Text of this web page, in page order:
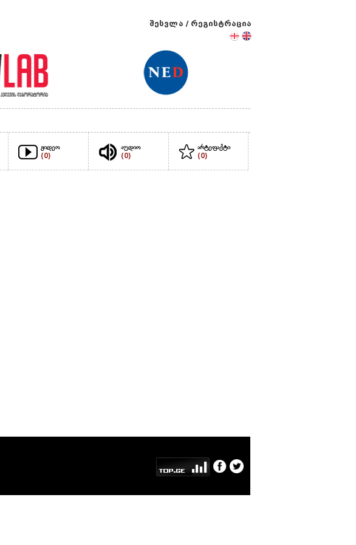
შესვლა / რეგისტრაცია
ვიდეო
(0)
აუდიო
(0)
არტეფაქტი
(0)